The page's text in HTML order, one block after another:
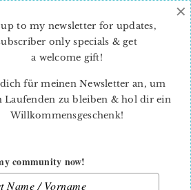
to my newsletter for updates,
only specials & get
a welcome gift!
für meinen Newsletter an, um
Laufenden zu bleiben & hol dir ein
Willkommensgeschenk!
community now!
×